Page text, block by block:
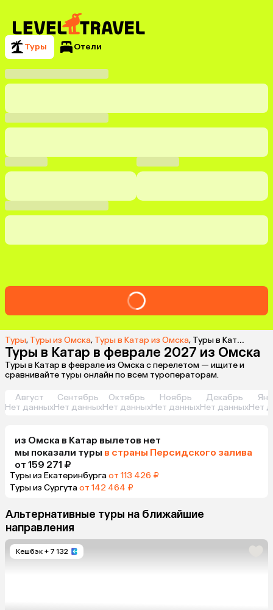
Туры Отели
Туры, Туры из Омска, Туры в Катар из Омска, Туры в Катар в феврале 2027 из Омска
Туры в Катар в феврале 2027 из Омска
Туры в Катар в феврале из Омска с перелетом — ищите и
сравнивайте туры онлайн по всем туроператорам.
Август
Нет данных
Сентябрь
Нет данных
Октябрь
Нет данных
Ноябрь
Нет данных
Декабрь
Нет данныхНет
из Омска в Катар вылетов нет
мы показали туры в страны Персидского залива
от 159 271 ₽
Туры из Екатеринбургаот 113 426 ₽
Туры из Сургутаот 142 464 ₽
Альтернативные туры на ближайшие
направления
Кешбэк + 7 132